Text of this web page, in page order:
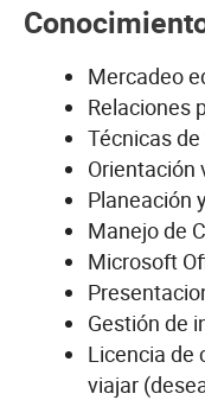
Mercadeo
Relaciones
Técnicas
Orientación
Planeación
Manejo de
Microsoft
Gestión de
Licencia de
viajar